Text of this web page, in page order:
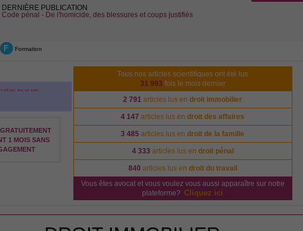
DERNIÈRE PUBLICATION
Code pénal - De l'homicide, des blessures et coups justifiés
F Formation
1 MOIS SANS
Tous nos articles scientifiques ont été lus
31 993 fois le mois dernier
2 791 articles lus endroit immobilier
4 147 articles lus endroit des affaires
3 485 articles lus endroit de la famille
4 333 articles lus en droit pénal
840 articles lus en droit du travail
Vous êtes avocat et vous voulez vous aussi apparaître sur notre
plateforme? Cliquez ici